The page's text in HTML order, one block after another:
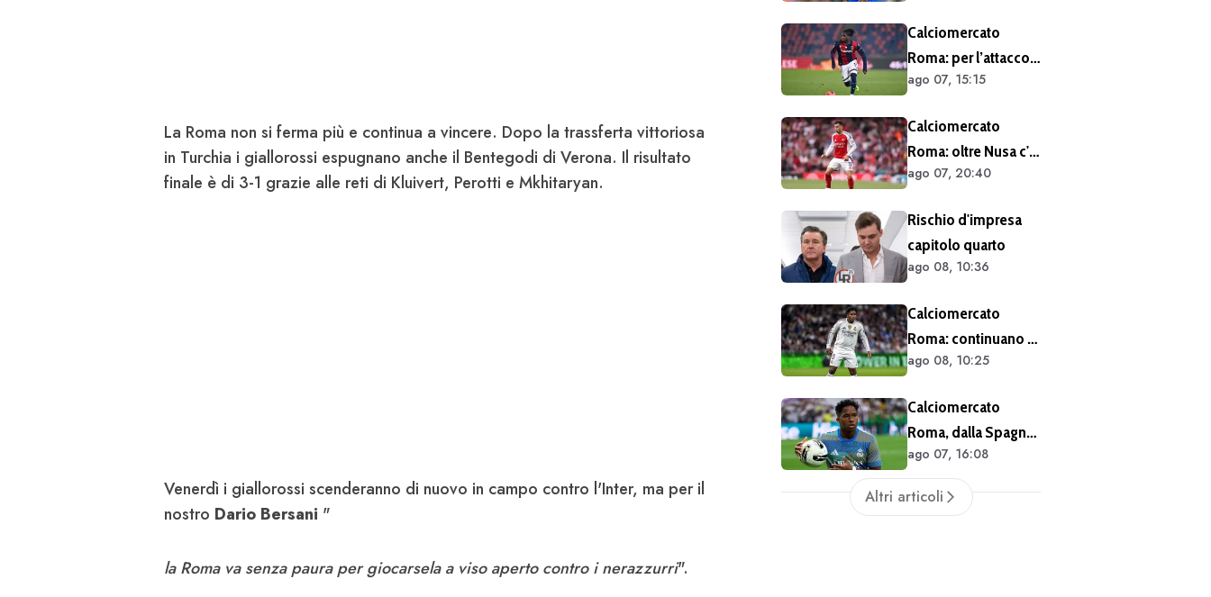
La Roma non si ferma più e continua a vincere. Dopo la trassferta vittoriosa
in Turchia i giallorossi espugnano anche il Bentegodi di Verona. Il risultato
finale è di 3-1 grazie alle reti di Kluivert, Perotti e Mkhitaryan.
Venerdì i giallorossi scenderanno di nuovo in campo contro l'Inter, ma per il
nostro Dario Bersani "
la Roma va senza paura per giocarsela a viso aperto contro i nerazzurri".
operazione fattibile
solo in prestito
Calciomercato
Roma: per l’attacco
rispunta Rowe. Ecco
Bologna
ago 07, 15:15
Calciomercato
Roma: oltre Nusa c'è
anche Martinelli
ago 07, 20:40
Rischio d'impresa
capitolo quarto
ago 08, 10:36
Calciomercato
Roma: continuano i
contatti per Endrick
ago 08, 10:25
Calciomercato
Roma, dalla Spagna:
il Real Madrid ha
l'accordo per il
prestito di Endrick in
ago 07, 16:08
Altri articoli